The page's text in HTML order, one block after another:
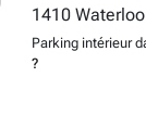
1410 Waterloo
Parking intérieur
?